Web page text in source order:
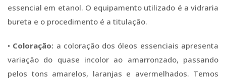
essencial em etanol. O equipamento utilizado é a vidraria
bureta e o procedimento é a titulação.
• Coloração: a coloração dos óleos essenciais apresenta
variação do quase incolor ao amarronzado, passando
pelos tons amarelos, laranjas e avermelhados. Temos